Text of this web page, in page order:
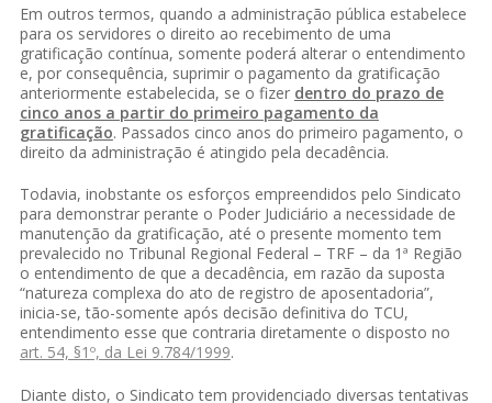
Em outros termos, quando a administração pública estabelece
para os servidores o direito ao recebimento de uma
gratificação contínua, somente poderá alterar o entendimento
e, por consequência, suprimir o pagamento da gratificação
anteriormente estabelecida, se o fizer dentro do prazo de
cinco anos a partir do primeiro pagamento da
gratificação. Passados cinco anos do primeiro pagamento, o
direito da administração é atingido pela decadência.
Todavia, inobstante os esforços empreendidos pelo Sindicato
para demonstrar perante o Poder Judiciário a necessidade de
manutenção da gratificação, até o presente momento tem
prevalecido no Tribunal Regional Federal – TRF – da 1ª Região
o entendimento de que a decadência, em razão da suposta
“natureza complexa do ato de registro de aposentadoria”,
inicia-se, tão-somente após decisão definitiva do TCU,
entendimento esse que contraria diretamente o disposto no
art. 54, §1º, da Lei 9.784/1999.
Diante disto, o Sindicato tem providenciado diversas tentativas